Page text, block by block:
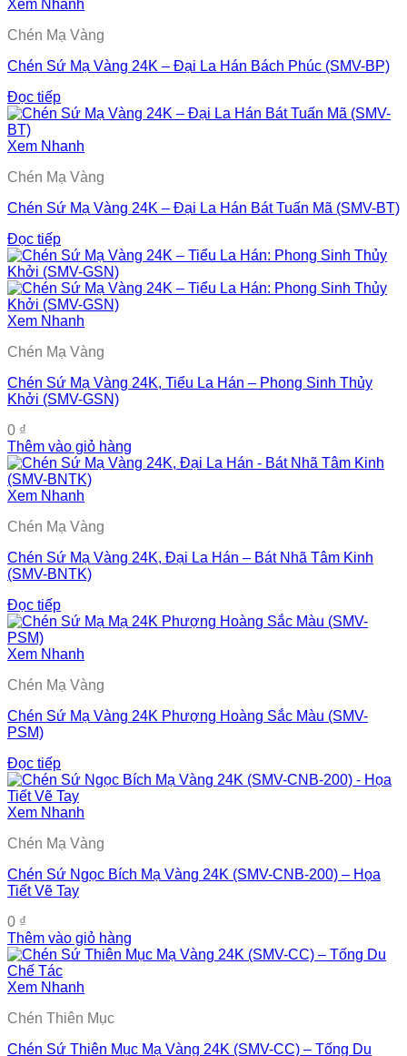
Xem Nhanh
Chén Mạ Vàng
Chén Sứ Mạ Vàng 24K – Đại La Hán Bách Phúc (SMV-BP)
Đọc tiếp
Xem Nhanh
Chén Mạ Vàng
Chén Sứ Mạ Vàng 24K – Đại La Hán Bát Tuấn Mã (SMV-BT)
Đọc tiếp
Xem Nhanh
Chén Mạ Vàng
Chén Sứ Mạ Vàng 24K, Tiểu La Hán – Phong Sinh Thủy
Khởi (SMV-GSN)
0 ₫
Thêm vào giỏ hàng
Xem Nhanh
Chén Mạ Vàng
Chén Sứ Mạ Vàng 24K, Đại La Hán – Bát Nhã Tâm Kinh
(SMV-BNTK)
Đọc tiếp
Xem Nhanh
Chén Mạ Vàng
Chén Sứ Mạ Vàng 24K Phượng Hoàng Sắc Màu (SMV-
PSM)
Đọc tiếp
Xem Nhanh
Chén Mạ Vàng
Chén Sứ Ngọc Bích Mạ Vàng 24K (SMV-CNB-200) – Họa
Tiết Vẽ Tay
0 ₫
Thêm vào giỏ hàng
Xem Nhanh
Chén Thiên Mục
Chén Sứ Thiên Mục Mạ Vàng 24K (SMV-CC) – Tống Du